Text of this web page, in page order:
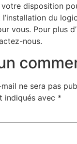
disposition
l’installation du
vous. Pour plus
nous.
ne sera pas
indiqués avec *